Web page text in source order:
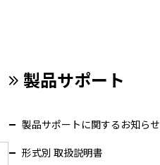
製品サポート
製品サポートに関するお知らせ
形式別 取扱説明書